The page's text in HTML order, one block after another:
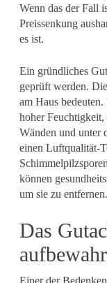
Wenn das der Fall
Preissenkung
es ist.
Ein gründliches
geprüft werden.
am Haus
hoher
Wänden und unter
einen Luftqualität-
können
um sie zu entfernen.
Das